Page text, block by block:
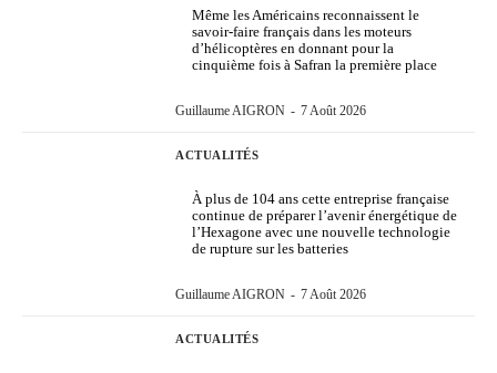
Même les Américains reconnaissent le
savoir-faire français dans les moteurs
d’hélicoptères en donnant pour la
cinquième fois à Safran la première place
Guillaume AIGRON - 7 Août 2026
ACTUALITÉS
À plus de 104 ans cette entreprise française
continue de préparer l’avenir énergétique de
l’Hexagone avec une nouvelle technologie
de rupture sur les batteries
Guillaume AIGRON - 7 Août 2026
ACTUALITÉS